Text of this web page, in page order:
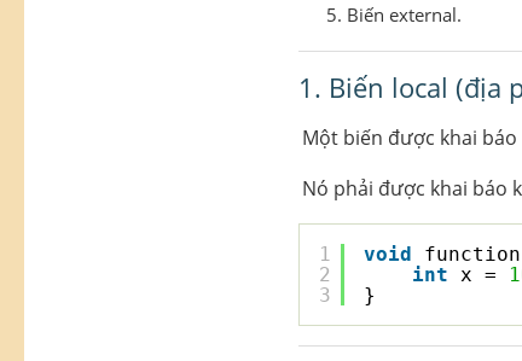
Biến external.
1. Biến local (địa
Một biến được khai
Nó phải được khai báo
1
2
3
void
int
x =
}